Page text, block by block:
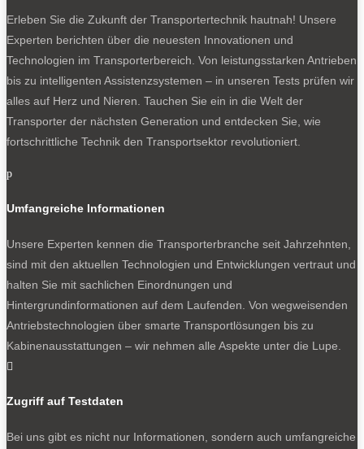
Erleben Sie die Zukunft der Transportertechnik hautnah! Unsere
Experten berichten über die neuesten Innovationen und
Technologien im Transporterbereich. Von leistungsstarken Antrieben
bis zu intelligenten Assistenzsystemen – in unseren Tests prüfen wir
alles auf Herz und Nieren. Tauchen Sie ein in die Welt der
Transporter der nächsten Generation und entdecken Sie, wie
fortschrittliche Technik den Transportsektor revolutioniert.
p
Umfangreiche Informationen
Unsere Experten kennen die Transporterbranche seit Jahrzehnten,
sind mit den aktuellen Technologien und Entwicklungen vertraut und
halten Sie mit sachlichen Einordnungen und
Hintergrundinformationen auf dem Laufenden. Von wegweisenden
Antriebstechnologien über smarte Transportlösungen bis zu
Kabinenausstattungen – wir nehmen alle Aspekte unter die Lupe.

Zugriff auf Testdaten
Bei uns gibt es nicht nur Informationen, sondern auch umfangreiche